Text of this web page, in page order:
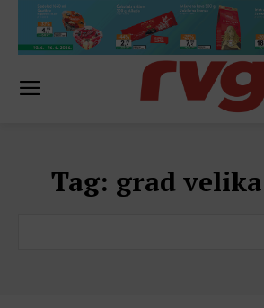
Tag: grad